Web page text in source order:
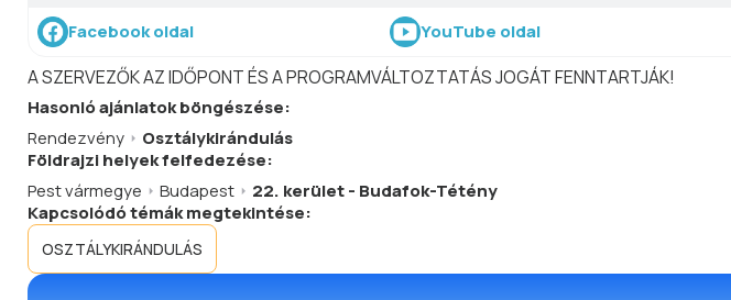
Facebook oldal YouTube oldal
A SZERVEZŐK AZ IDŐPONT ÉS A PROGRAMVÁLTOZTATÁS JOGÁT FENNTARTJÁK!
Hasonlóajánlatokböngészése:
Rendezvény
Osztálykirándulás
Földrajzi helyek felfedezése:
Pest vármegye
Budapest
22. kerület - Budafok-Tétény
Kapcsolódó témák megtekintése:
OSZTÁLYKIRÁNDULÁS